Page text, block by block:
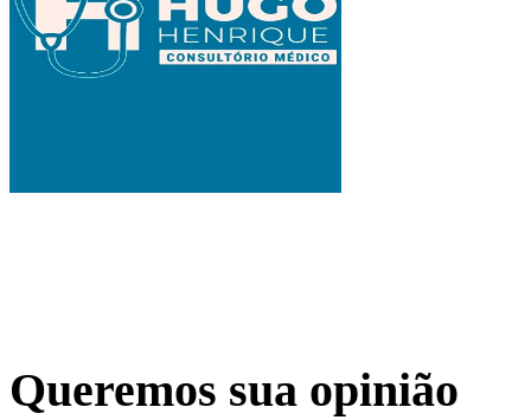
Queremos sua opinião